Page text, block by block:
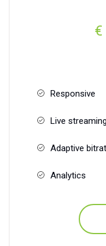
€
Responsive
Live streaming
Adaptive
Analytics